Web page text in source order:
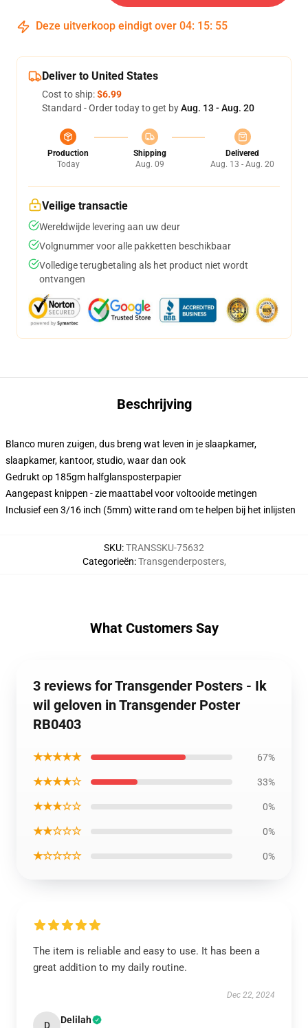
Deze uitverkoop eindigt over 04: 15: 54
Deliver to United States
Cost to ship:$6.99
Standard - Order today to get byAug. 13 - Aug. 20
Production
Today
Shipping
Aug. 09
Delivered
Aug. 13 - Aug. 20
Veilige transactie
Wereldwijde levering aan uw deur
Volgnummer voor alle pakketten beschikbaar
Volledige terugbetaling als het product niet wordt
ontvangen
Beschrijving
Blanco muren zuigen, dus breng wat leven in je slaapkamer,
slaapkamer, kantoor, studio, waar dan ook
Gedrukt op 185gm halfglansposterpapier
Aangepast knippen - zie maattabel voor voltooide metingen
Inclusief een 3/16 inch (5mm) witte rand om te helpen bij het inlijsten
SKU:TRANSSKU-75632
Categorieën:Transgenderposters,
What Customers Say
3 reviews for Transgender Posters - Ik
wil geloven in Transgender Poster
RB0403
★★★★★ 67%
★★★★☆ 33%
★★★☆☆ 0%
★★☆☆☆ 0%
★☆☆☆☆ 0%
The item is reliable and easy to use. It has been a
great addition to my daily routine.
Dec 22, 2024
D Delilah